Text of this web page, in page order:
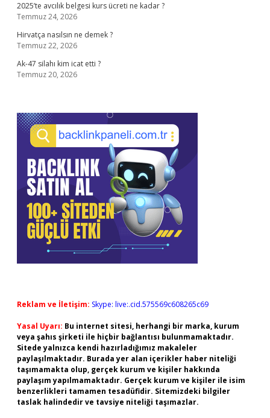
2025’te avcılık belgesi kurs ücreti ne kadar ?
Temmuz 24, 2026
Hirvatça nasılsın ne demek ?
Temmuz 22, 2026
Ak-47 silahı kim icat etti ?
Temmuz 20, 2026
Reklam ve İletişim: Skype: live:.cid.575569c608265c69
Yasal Uyarı: Bu internet sitesi, herhangi bir marka, kurum
veya şahıs şirketi ile hiçbir bağlantısı bulunmamaktadır.
Sitede yalnızca kendi hazırladığımız makaleler
paylaşılmaktadır. Burada yer alan içerikler haber niteliği
taşımamakta olup, gerçek kurum ve kişiler hakkında
paylaşım yapılmamaktadır. Gerçek kurum ve kişiler ile isim
benzerlikleri tamamen tesadüfidir. Sitemizdeki bilgiler
taslak halindedir ve tavsiye niteliği taşımazlar.